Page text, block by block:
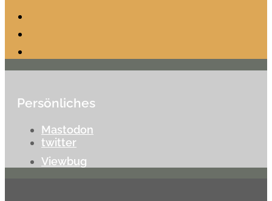
Persönliches
Mastodon
twitter
Viewbug